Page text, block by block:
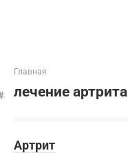
Главная
лечение артрита
Артрит